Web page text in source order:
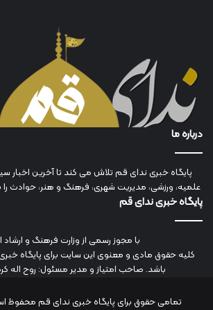
درباره ما
پایگاه خبری ندای قم تلاش می کند تا آخرین اخبار
علمیه، ورزشی، مدیریت شهری، فرهنگ و هنر، حوادث را
پایگاه خبری ندای قم
با مجوز رسمی از وزارت فرهنگ و ارشاد
کلیه حقوق مادی و معنوی این سایت برای پایگاه
باشد. صاحب امتیاز و مدیر مسئول: روح اله
تمامی حقوق برای پایگاه خبری ندای قم